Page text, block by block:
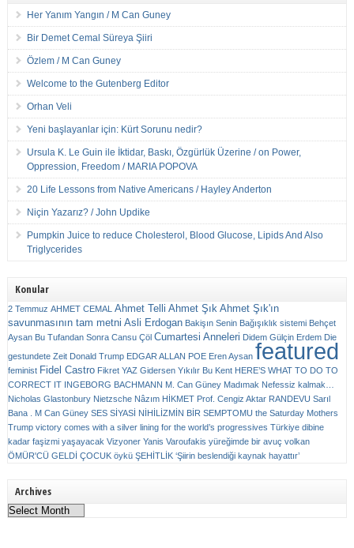
Her Yanım Yangın / M Can Guney
Bir Demet Cemal Süreya Şiiri
Özlem / M Can Guney
Welcome to the Gutenberg Editor
Orhan Veli
Yeni başlayanlar için: Kürt Sorunu nedir?
Ursula K. Le Guin ile İktidar, Baskı, Özgürlük Üzerine / on Power,
Oppression, Freedom / MARIA POPOVA
20 Life Lessons from Native Americans / Hayley Anderton
Niçin Yazarız? / John Updike
Pumpkin Juice to reduce Cholesterol, Blood Glucose, Lipids And Also
Triglycerides
Konular
2 Temmuz AHMET CEMAL Ahmet Telli Ahmet Şık Ahmet Şık'ın
savunmasının tam metni Asli Erdogan Bakişın Senin Bağışıklık sistemi Behçet
Aysan Bu Tufandan Sonra Cansu Çöl Cumartesi Anneleri Didem Gülçin Erdem Die
gestundete Zeit Donald Trump EDGAR ALLAN POE Eren Aysan featured
feminist Fidel Castro Fikret YAZ Gidersen Yıkılır Bu Kent HERE’S WHAT TO DO TO
CORRECT IT INGEBORG BACHMANN M. Can Güney Madımak Nefessiz kalmak…
Nicholas Glastonbury Nietzsche Nâzım HİKMET Prof. Cengiz Aktar RANDEVU Sarıl
Bana . M Can Güney SES SİYASİ NİHİLİZMİN BİR SEMPTOMU the Saturday Mothers
Trump victory comes with a silver lining for the world’s progressives Türkiye dibine
kadar faşizmi yaşayacak Vizyoner Yanis Varoufakis yüreğimde bir avuç volkan
ÖMÜR'CÜ GELDİ ÇOCUK öykü ŞEHİTLİK ‘Şiirin beslendiği kaynak hayattır’
Archives
Archives